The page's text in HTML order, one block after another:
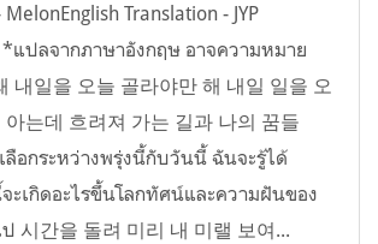
Translation - JYP
แปลจากภาษาอังกฤษ อาจความหมาย
내일을 오늘 골라야만 해 내일 일을 오
는데 흐려져 가는 길과 나의 꿈들
ลือกระหว่างพรุ่งนี้กับวันนี้ ฉันจะรู้ได้
ะเกิดอะไรขึ้นโลกทัศน์และความฝันของ
시간을 돌려 미리 내 미랠 보여...